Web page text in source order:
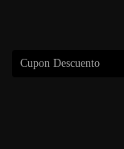
Cupon Descuento